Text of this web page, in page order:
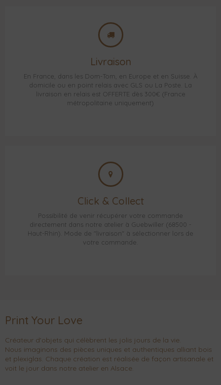
Livraison
En France, dans les Dom-Tom, en Europe et en Suisse. À
domicile ou en point relais avec GLS ou La Poste. La
livraison en relais est OFFERTE dès 300€ (France
métropolitaine uniquement)
Click & Collect
Possibilité de venir récupérer votre commande
directement dans notre atelier à Guebwiller (68500 -
Haut-Rhin). Mode de "livraison" à sélectionner lors de
votre commande.
Print Your Love
Créateur d'objets qui célèbrent les jolis jours de la vie.
Nous imaginons des pièces uniques et authentiques alliant bois
et plexiglas. Chaque création est réalisée de façon artisanale et
voit le jour dans notre atelier en Alsace.